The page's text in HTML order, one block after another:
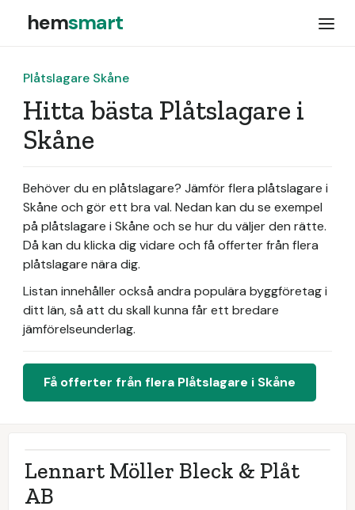
hemsmart
Plåtslagare Skåne
Hitta bästa Plåtslagare i
Skåne
Behöver du en plåtslagare? Jämför flera plåtslagare i
Skåne och gör ett bra val. Nedan kan du se exempel
på plåtslagare i Skåne och se hur du väljer den rätte.
Då kan du klicka dig vidare och få offerter från flera
plåtslagare nära dig.
Listan innehåller också andra populära byggföretag i
ditt län, så att du skall kunna får ett bredare
jämförelseunderlag.
Få offerter från flera Plåtslagare i Skåne
Lennart Möller Bleck & Plåt
AB